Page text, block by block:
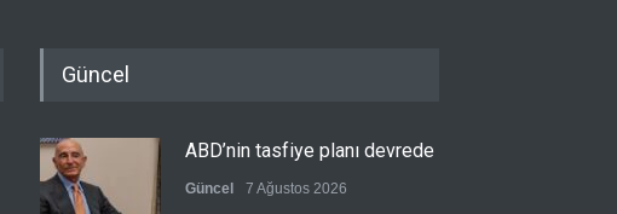
Güncel
ABD’nin tasfiye planı devrede
Güncel 7 Ağustos 2026